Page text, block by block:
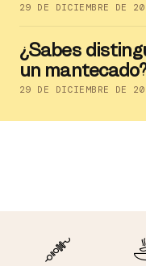
29 DE DICIEMBRE DE
¿Sabes
un
29 DE DICIEMBRE DE